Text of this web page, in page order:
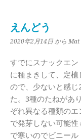
えんどう
2020年2月14日 から
すでにスナックエン
に種まきして、定
ので、少ないと感じ
た。3種のたねがあ
ぞれ異なる種類の
で発芽しない可能
で寒いのでビニー